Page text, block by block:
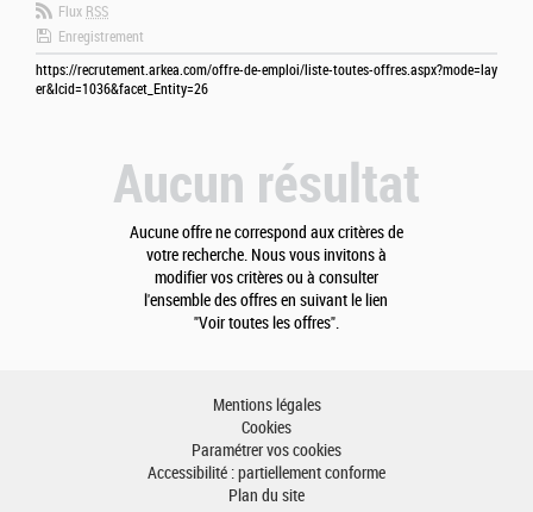
Flux RSS
Enregistrement
https://recrutement.arkea.com/offre-de-emploi/liste-toutes-offres.aspx?mode=lay
er&lcid=1036&facet_Entity=26
Aucun résultat
Aucune offre ne correspond aux critères de
votre recherche. Nous vous invitons à
modifier vos critères ou à consulter
l'ensemble des offres en suivant le lien
"Voir toutes les offres".
Mentions légales
Cookies
Paramétrer vos cookies
Accessibilité : partiellement conforme
Plan du site